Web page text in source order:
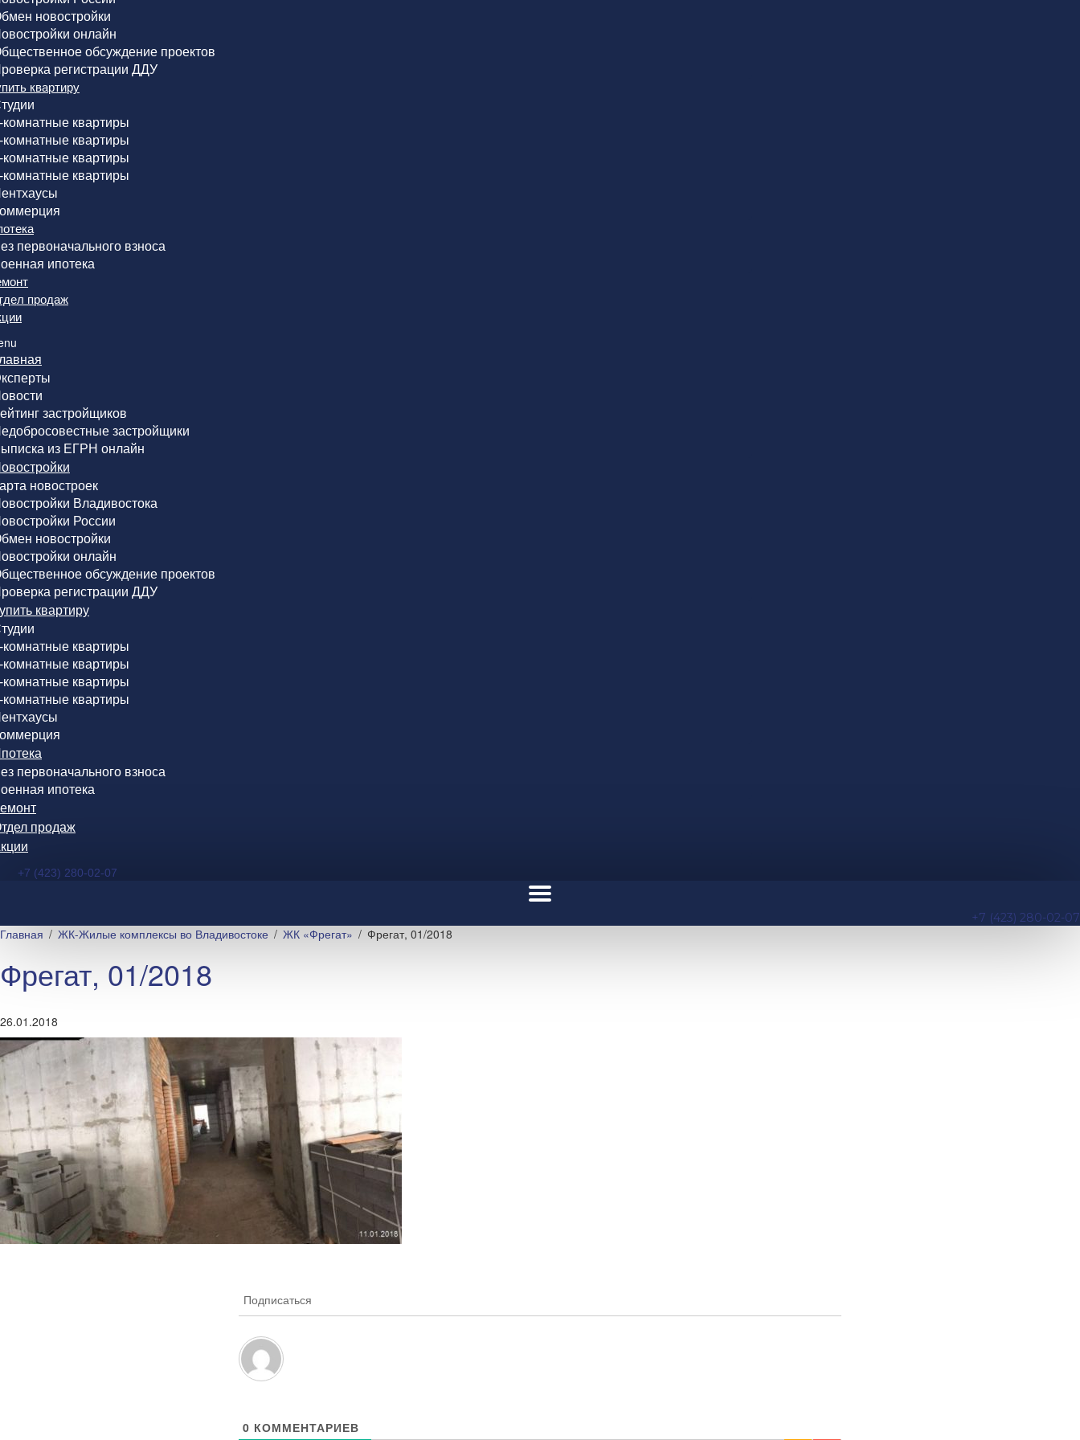
новостройки
онлайн
обсуждение проектов
регистрации ДДУ
квартиру
комнатные квартиры
комнатные квартиры
комнатные квартиры
комнатные квартиры
первоначального взноса
ипотека
продаж
застройщиков
застройщики
из ЕГРН онлайн
новостроек
Владивостока
России
новостройки
онлайн
обсуждение проектов
регистрации ДДУ
квартиру
комнатные квартиры
комнатные квартиры
комнатные квартиры
комнатные квартиры
первоначального взноса
ипотека
продаж
+7 (423) 280-02-07
+7 (423) 280-02-07
Главная ЖК-Жилые комплексы во Владивостоке ЖК «Фрегат» Фрегат, 01/2018
Фрегат, 01/2018
26.01.2018
Подписаться
0 КОММЕНТАРИЕВ